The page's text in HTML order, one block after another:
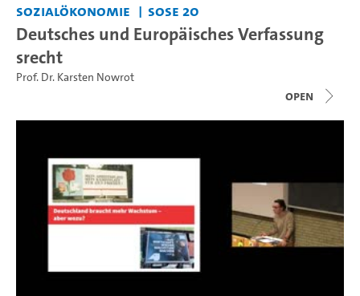
Sozialökonomie SoSe 20
Deutsches und Europäisches Verfassung
srecht
Prof. Dr. Karsten Nowrot
open